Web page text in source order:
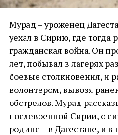
Мурад – уроженец
уехал в Сирию, где тогда
гражданская война. Он
лет, побывал в лагерях
боевые столкновения, и
волонтером, вывозя
обстрелов. Мурад
послевоенной Сирии, о
родине – в Дагестане, и в